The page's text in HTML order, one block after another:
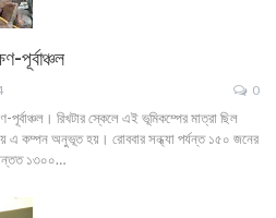
পূর্বাঞ্চল
0
পূর্বাঞ্চল। রিখটার স্কেলে এই ভূমিকম্পের মাত্রা ছিল
এ কম্পন অনুভূত হয়। রোববার সন্ধ্যা পর্যন্ত ১৫০ জনের
১৩০০…